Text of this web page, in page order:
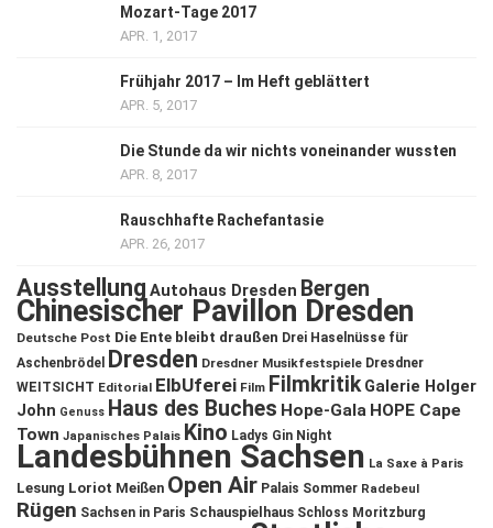
Mozart-Tage 2017
APR. 1, 2017
Frühjahr 2017 – Im Heft geblättert
APR. 5, 2017
Die Stunde da wir nichts voneinander wussten
APR. 8, 2017
Rauschhafte Rachefantasie
APR. 26, 2017
Ausstellung Autohaus Dresden Bergen
Chinesischer Pavillon Dresden
Deutsche Post Die Ente bleibt draußen Drei Haselnüsse für
Aschenbrödel
Dresden Dresdner Musikfestspiele Dresdner
WEITSICHT Editorial ElbUferei Film Filmkritik Galerie Holger
John Genuss Haus des Buches Hope-Gala HOPE Cape
Town Japanisches Palais Kino Ladys Gin Night
Landesbühnen Sachsen La Saxe à Paris
Lesung Loriot Meißen Open Air Palais Sommer Radebeul
Rügen Sachsen in Paris Schauspielhaus Schloss Moritzburg